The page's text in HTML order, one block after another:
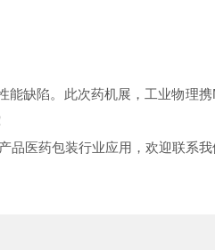
缺陷。此次药机展，工业物理携
医药包装行业应用，欢迎联系我